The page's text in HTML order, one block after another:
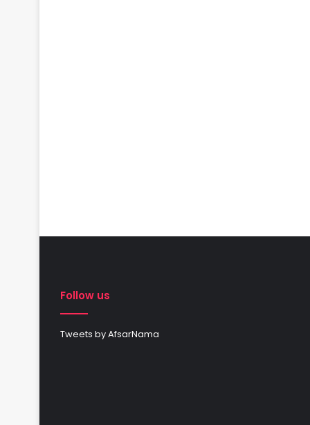
Follow us
Tweets by AfsarNama